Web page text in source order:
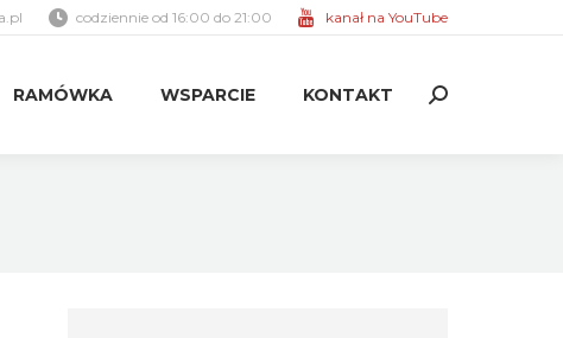
codziennie od 16:00 do 21:00 kanał na YouTube
RAMÓWKA WSPARCIE KONTAKT Search: